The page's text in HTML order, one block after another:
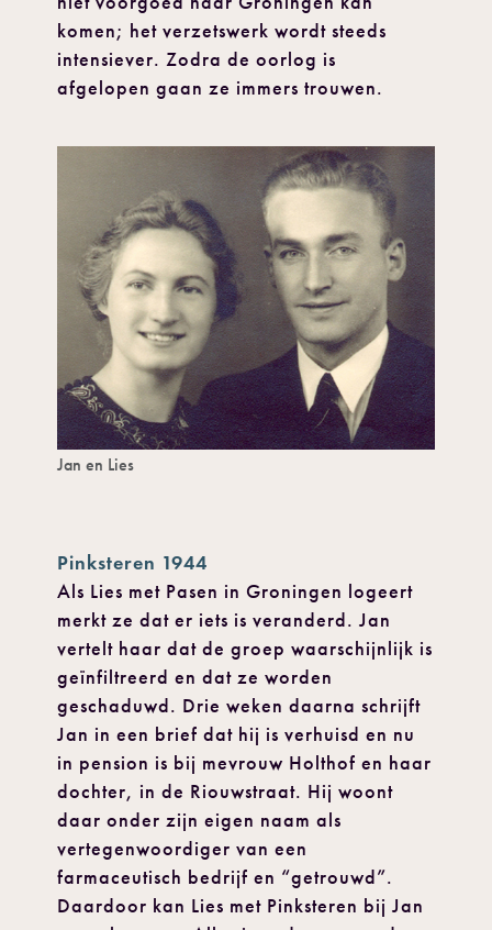
komen; het verzetswerk wordt steeds
intensiever. Zodra de oorlog is
afgelopen gaan ze immers trouwen.
Jan en Lies
Pinksteren 1944
Als Lies met Pasen in Groningen logeert
merkt ze dat er iets is veranderd. Jan
vertelt haar dat de groep waarschijnlijk is
geïnfiltreerd en dat ze worden
geschaduwd. Drie weken daarna schrijft
Jan in een brief dat hij is verhuisd en nu
in pension is bij mevrouw Holthof en haar
dochter, in de Riouwstraat. Hij woont
daar onder zijn eigen naam als
vertegenwoordiger van een
farmaceutisch bedrijf en “getrouwd”.
Daardoor kan Lies met Pinksteren bij Jan